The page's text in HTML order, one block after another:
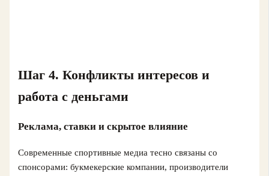
Шаг 4. Конфликты интересов и
работа с деньгами
Реклама, ставки и скрытое влияние
Современные спортивные медиа тесно связаны со
спонсорами: букмекерские компании, производители